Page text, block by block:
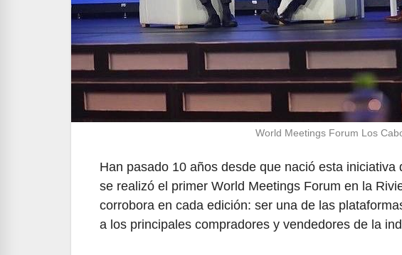
World Meetings Forum Los
Han pasado 10 años desde que nació esta
se realizó el primer World Meetings Forum en la
corrobora en cada edición: ser una de las
a los principales compradores y vendedores de la